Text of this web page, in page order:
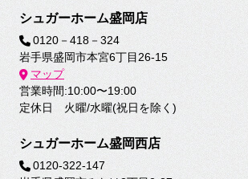
シュガーホーム盛岡店
0120－418－324
岩手県盛岡市本宮6丁目26-15
マップ
営業時間:10:00〜19:00
定休日 火曜/水曜(祝日を除く)
シュガーホーム盛岡西店
0120-322-147